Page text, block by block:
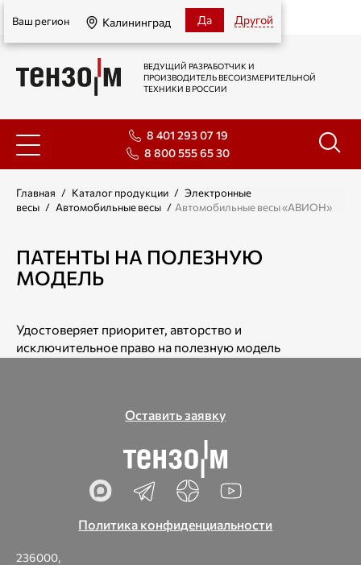
Калининград
Ваш регион Калининград Да Другой
ВЕДУЩИЙ РАЗРАБОТЧИК И
ПРОИЗВОДИТЕЛЬ ВЕСОИЗМЕРИТЕЛЬНОЙ
ТЕХНИКИ В РОССИИ
8 401 293 07 19
8 800 555 65 30
Главная / Каталог продукции / Электронные
весы / Автомобильные весы / Автомобильные весы «АВИОН»
ПАТЕНТЫ НА ПОЛЕЗНУЮ
МОДЕЛЬ
Удостоверяет приоритет, авторство и
исключительное право на полезную модель
Оставить заявку
Политика конфиденциальности
236000,